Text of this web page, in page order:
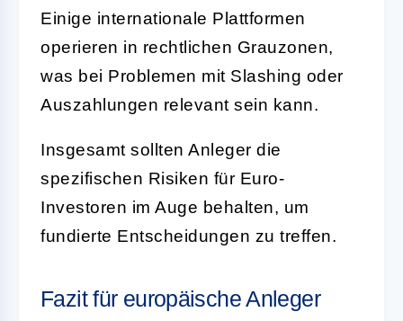
Einige internationale Plattformen
operieren in rechtlichen Grauzonen,
was bei Problemen mit Slashing oder
Auszahlungen relevant sein kann.
Insgesamt sollten Anleger die
spezifischen Risiken für Euro-
Investoren im Auge behalten, um
fundierte Entscheidungen zu treffen.
Fazit für europäische Anleger